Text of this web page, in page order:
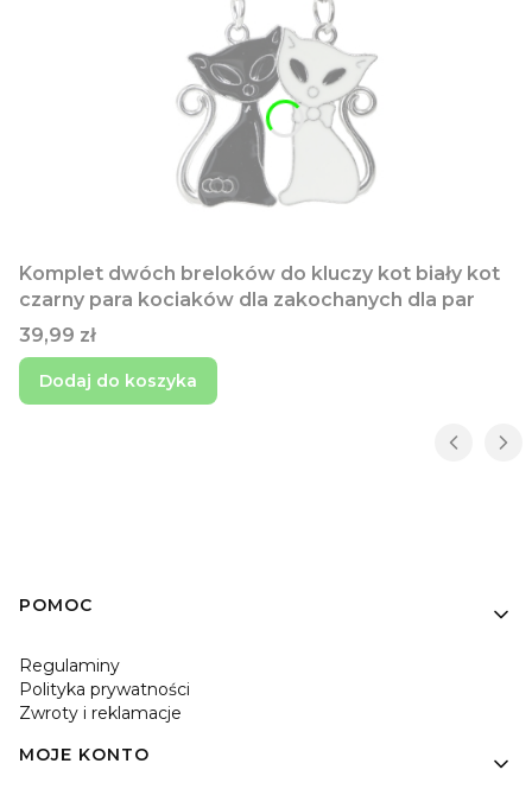
Komplet dwóch breloków do kluczy kot biały kot
czarny para kociaków dla zakochanych dla par
Cena
39,99 zł
Dodaj do koszyka
Linki w stopce
POMOC
Regulaminy
Polityka prywatności
Zwroty i reklamacje
MOJE KONTO